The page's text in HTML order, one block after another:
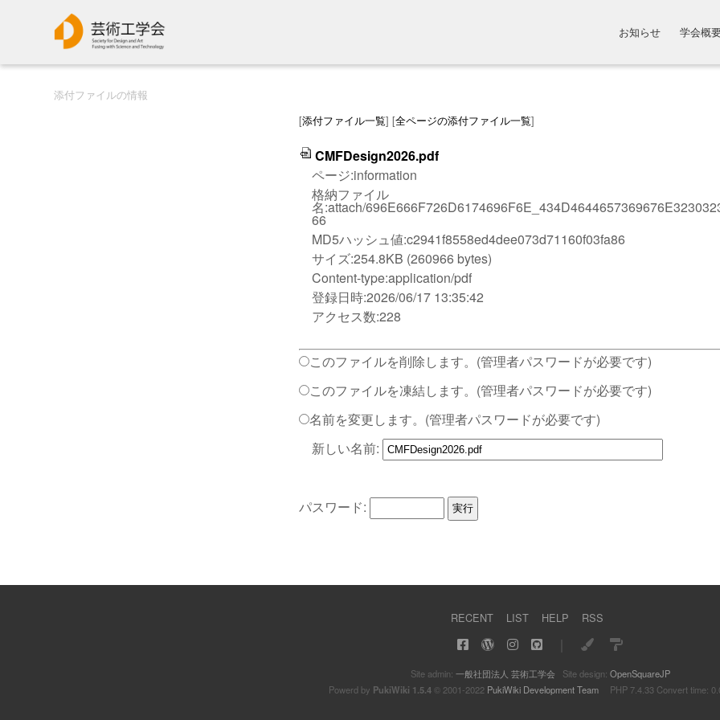
添付ファイルの情報
お知らせ 学会概
[添付ファイル一覧] [全ページの添付ファイル一覧]
CMFDesign2026.pdf
ページ:information
格納ファイル
名:attach/
66
MD5ハッシュ値:c2941f8558ed4dee073d71160f03fa86
サイズ:254.8KB (260966 bytes)
Content-type:application/pdf
登録日時:2026/06/17 13:35:42
アクセス数:228
このファイルを削除します。(管理者パスワードが必要です)
このファイルを凍結します。(管理者パスワードが必要です)
名前を変更します。(管理者パスワードが必要です)
新しい名前:
パスワード:
RECENT LIST HELP RSS
Site admin: 一般社団法人 芸術工学会 Site design: OpenSquareJP
Powerd by PukiWiki 1.5.4© 2001-2022 PukiWiki Development TeamPHP 7.4.33 Convert time: